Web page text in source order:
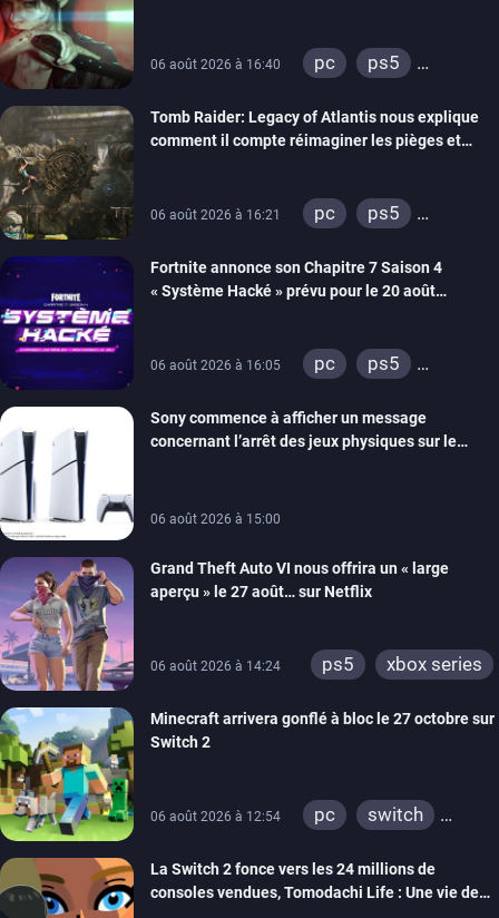
06 août 2026 à 16:40 pc
ps5
switch 2
Tomb Raider: Legacy of Atlantis nous explique
comment il compte réimaginer les pièges et
06 août 2026 à 16:21 pc
ps5
switch 2
Fortnite annonce son Chapitre 7 Saison 4
« Système Hacké » prévu pour le 20 août
06 août 2026 à 16:05 pc
ps5
switch
ios
android
ps4
Sony commence à afficher un message
concernant l’arrêt des jeux physiques sur le
06 août 2026 à 15:00
Grand Theft Auto VI nous offrira un « large
aperçu » le 27 août… sur Netflix
06 août 2026 à 14:24 ps5 xbox series
Minecraft arrivera gonflé à bloc le 27 octobre sur
Switch 2
06 août 2026 à 12:54 pc
switch
xbox one
wiiu
3ds
ps3
La Switch 2 fonce vers les 24 millions de
consoles vendues, Tomodachi Life : Une vie de